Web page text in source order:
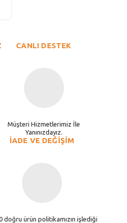
CANLI DESTEK
Müşteri Hizmetlerimiz İle
Yanınızdayız.
İADE VE DEĞİŞİM
doğru ürün politikamızın işlediği